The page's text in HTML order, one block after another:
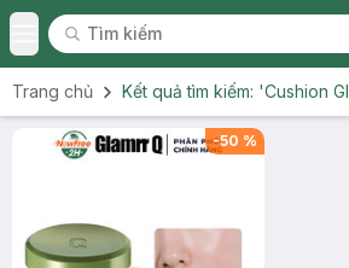
Toggle Menu
Tìm kiếm
Tìm kiếm
Trang chủ Kết quả tìm kiếm: 'Cushion
-50 %